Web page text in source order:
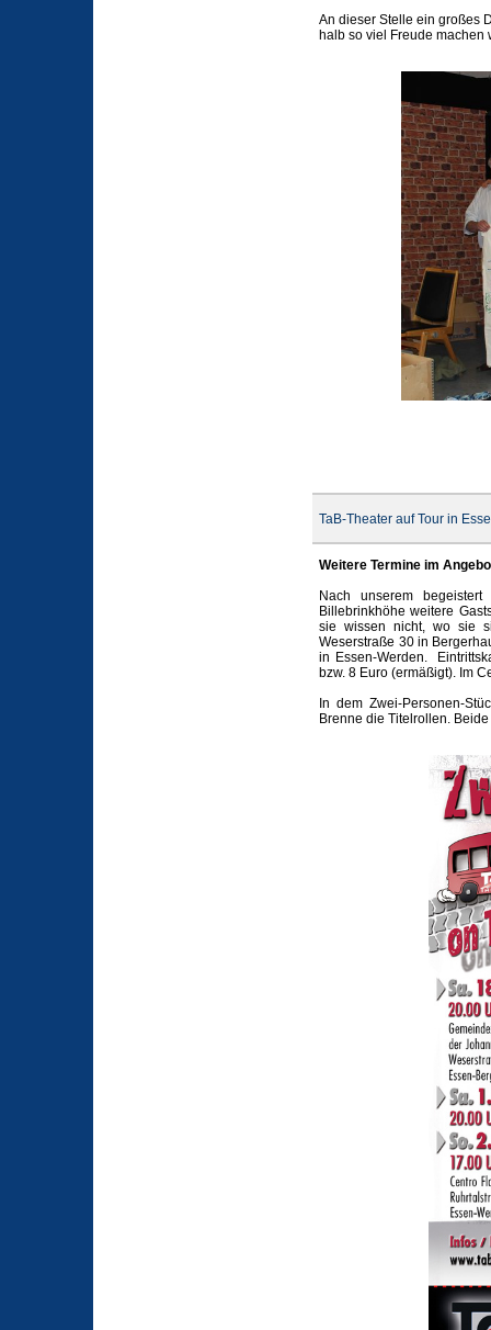
An dieser Stelle ein großes
halb so viel Freude machen
TaB-Theater auf Tour in
Weitere Termine im
Nach unserem
Billebrinkhöhe weitere
sie wissen nicht, wo sie
Weserstraße 30 in
in Essen-Werden.
bzw. 8 Euro (ermäßigt). Im
In dem Zwei-Personen-
Brenne die Titelrollen.